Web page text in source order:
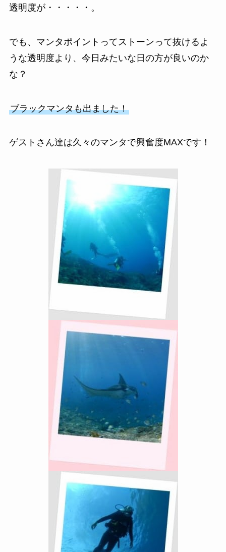
透明度が・・・・・。
でも、マンタポイントってストーンって抜けるよ
うな透明度より、今日みたいな日の方が良いのか
な？
ブラックマンタも出ました！
ゲストさん達は久々のマンタで興奮度MAXです！